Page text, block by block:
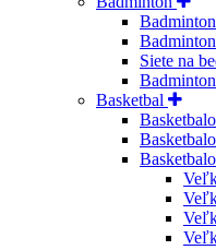
Siete na
Basketbal